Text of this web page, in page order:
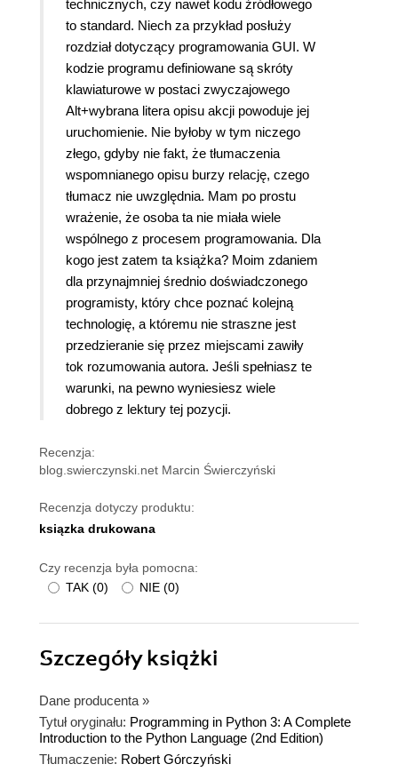
technicznych, czy nawet kodu źródłowego
to standard. Niech za przykład posłuży
rozdział dotyczący programowania GUI. W
kodzie programu definiowane są skróty
klawiaturowe w postaci zwyczajowego
Alt+wybrana litera opisu akcji powoduje jej
uruchomienie. Nie byłoby w tym niczego
złego, gdyby nie fakt, że tłumaczenia
wspomnianego opisu burzy relację, czego
tłumacz nie uwzględnia. Mam po prostu
wrażenie, że osoba ta nie miała wiele
wspólnego z procesem programowania. Dla
kogo jest zatem ta książka? Moim zdaniem
dla przynajmniej średnio doświadczonego
programisty, który chce poznać kolejną
technologię, a któremu nie straszne jest
przedzieranie się przez miejscami zawiły
tok rozumowania autora. Jeśli spełniasz te
warunki, na pewno wyniesiesz wiele
dobrego z lektury tej pozycji.
Recenzja:
blog.swierczynski.net Marcin Świerczyński
Recenzja dotyczy produktu:
ksiązka drukowana
Czy recenzja była pomocna:
TAK (0) NIE (0)
Szczegółyksiążki
Dane producenta »
Tytuł oryginału: Programming in Python 3: A Complete
Introduction to the Python Language (2nd Edition)
Tłumaczenie: Robert Górczyński